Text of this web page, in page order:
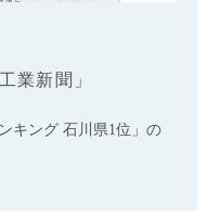
業新聞」
キング 石川県1位」の